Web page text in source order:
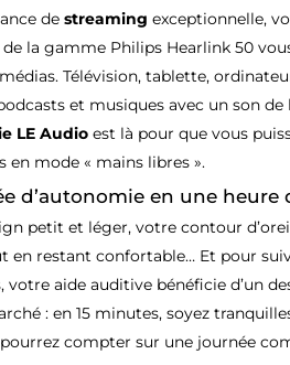
de streaming exceptionnelle,
la gamme Philips Hearlink 50
Télévision, tablette,
et musiques avec un son
LE Audio est là pour que vous
en mode « mains libres ».
d’autonomie en une heure
petit et léger, votre contour
en restant confortable… Et pour
votre aide auditive bénéficie d’un
: en 15 minutes, soyez
compter sur une journée